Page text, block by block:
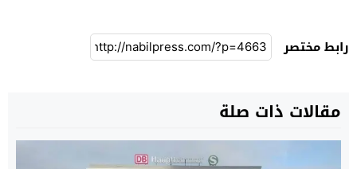
رابط مختصر
مقالات ذات صلة